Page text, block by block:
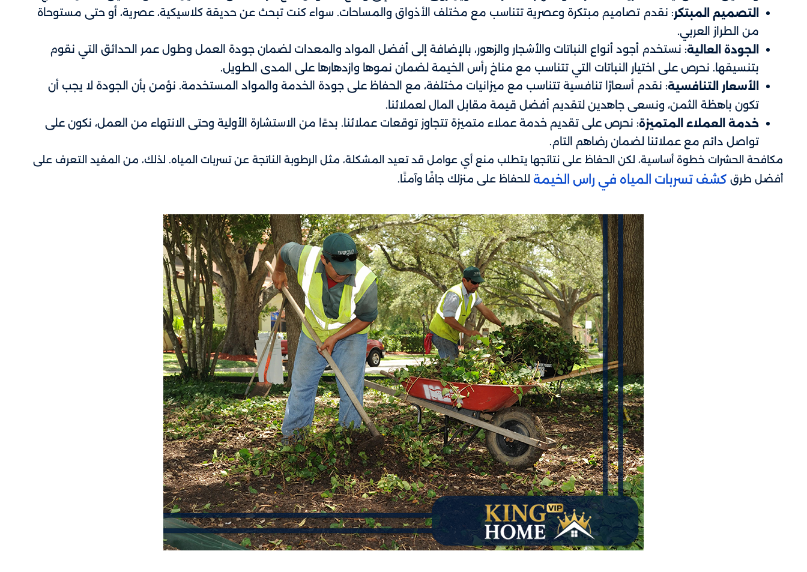
التصميم المبتكر: نقدم تصاميم مبتكرة وعصرية تتناسب مع مختلف الأذواق والمساحات. سواء كنت تبحث عن حديقة كلاسيكية، عصرية، أو حتى مستوحاة
من الطراز العربي.
الجودة العالية: نستخدم أجود أنواع النباتات والأشجار والزهور، بالإضافة إلى أفضل المواد والمعدات لضمان جودة العمل وطول عمر الحدائق التي نقوم
بتنسيقها. نحرص على اختيار النباتات التي تتناسب مع مناخ رأس الخيمة لضمان نموها وازدهارها على المدى الطويل.
الأسعار التنافسية: نقدم أسعارًا تنافسية تتناسب مع ميزانيات مختلفة، مع الحفاظ على جودة الخدمة والمواد المستخدمة. نؤمن بأن الجودة لا يجب أن
تكون باهظة الثمن، ونسعى جاهدين لتقديم أفضل قيمة مقابل المال لعملائنا.
خدمة العملاء المتميزة: نحرص على تقديم خدمة عملاء متميزة تتجاوز توقعات عملائنا. بدءًا من الاستشارة الأولية وحتى الانتهاء من العمل، نكون على
تواصل دائم مع عملائنا لضمان رضاهم التام.
مكافحة الحشرات خطوة أساسية، لكن الحفاظ على نتائجها يتطلب منع أي عوامل قد تعيد المشكلة، مثل الرطوبة الناتجة عن تسربات المياه. لذلك، من المفيد التعرف على
أفضل طرق كشف تسربات المياه في راس الخيمة للحفاظ على منزلك جافًا وآمنًا.